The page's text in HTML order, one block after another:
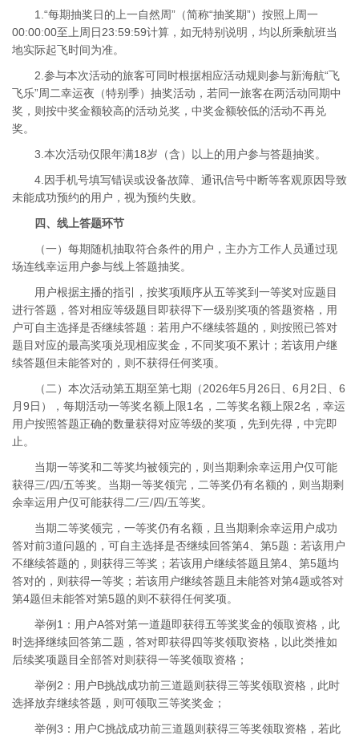
1.“每期抽奖日的上一自然周”（简称“抽奖期”）按照上周一
00:00:00至上周日23:59:59计算，如无特别说明，均以所乘航班当
地实际起飞时间为准。
2.参与本次活动的旅客可同时根据相应活动规则参与新海航“飞
飞乐”周二幸运夜（特别季）抽奖活动，若同一旅客在两活动同期中
奖，则按中奖金额较高的活动兑奖，中奖金额较低的活动不再兑
奖。
3.本次活动仅限年满18岁（含）以上的用户参与答题抽奖。
4.因手机号填写错误或设备故障、通讯信号中断等客观原因导致
未能成功预约的用户，视为预约失败。
四、线上答题环节
（一）每期随机抽取符合条件的用户，主办方工作人员通过现
场连线幸运用户参与线上答题抽奖。
用户根据主播的指引，按奖项顺序从五等奖到一等奖对应题目
进行答题，答对相应等级题目即获得下一级别奖项的答题资格，用
户可自主选择是否继续答题：若用户不继续答题的，则按照已答对
题目对应的最高奖项兑现相应奖金，不同奖项不累计；若该用户继
续答题但未能答对的，则不获得任何奖项。
（二）本次活动第五期至第七期（2026年5月26日、6月2日、6
月9日），每期活动一等奖名额上限1名，二等奖名额上限2名，幸运
用户按照答题正确的数量获得对应等级的奖项，先到先得，中完即
止。
当期一等奖和二等奖均被领完的，则当期剩余幸运用户仅可能
获得三/四/五等奖。当期一等奖领完，二等奖仍有名额的，则当期剩
余幸运用户仅可能获得二/三/四/五等奖。
当期二等奖领完，一等奖仍有名额，且当期剩余幸运用户成功
答对前3道问题的，可自主选择是否继续回答第4、第5题：若该用户
不继续答题的，则获得三等奖；若该用户继续答题且第4、第5题均
答对的，则获得一等奖；若该用户继续答题且未能答对第4题或答对
第4题但未能答对第5题的则不获得任何奖项。
举例1：用户A答对第一道题即获得五等奖奖金的领取资格，此
时选择继续回答第二题，答对即获得四等奖领取资格，以此类推如
后续奖项题目全部答对则获得一等奖领取资格；
举例2：用户B挑战成功前三道题则获得三等奖领取资格，此时
选择放弃继续答题，则可领取三等奖奖金；
举例3：用户C挑战成功前三道题则获得三等奖领取资格，若此